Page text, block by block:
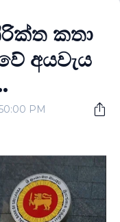
කතා
අයවැය
PM